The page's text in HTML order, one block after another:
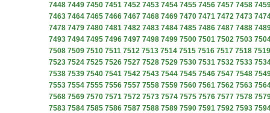
7448 7449 7450 7451 7452 7453 7454 7455 7456 7457 7458
7463 7464 7465 7466 7467 7468 7469 7470 7471 7472 7473
7478 7479 7480 7481 7482 7483 7484 7485 7486 7487 7488
7493 7494 7495 7496 7497 7498 7499 7500 7501 7502 7503
7508 7509 7510 7511 7512 7513 7514 7515 7516 7517 7518 7519
7523 7524 7525 7526 7527 7528 7529 7530 7531 7532 7533
7538 7539 7540 7541 7542 7543 7544 7545 7546 7547 7548
7553 7554 7555 7556 7557 7558 7559 7560 7561 7562 7563
7568 7569 7570 7571 7572 7573 7574 7575 7576 7577 7578
7583 7584 7585 7586 7587 7588 7589 7590 7591 7592 7593